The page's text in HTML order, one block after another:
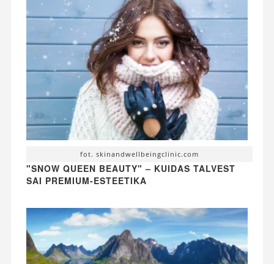
fot. skinandwellbeingclinic.com
"SNOW QUEEN BEAUTY" – KUIDAS TALVEST
SAI PREMIUM-ESTEETIKA